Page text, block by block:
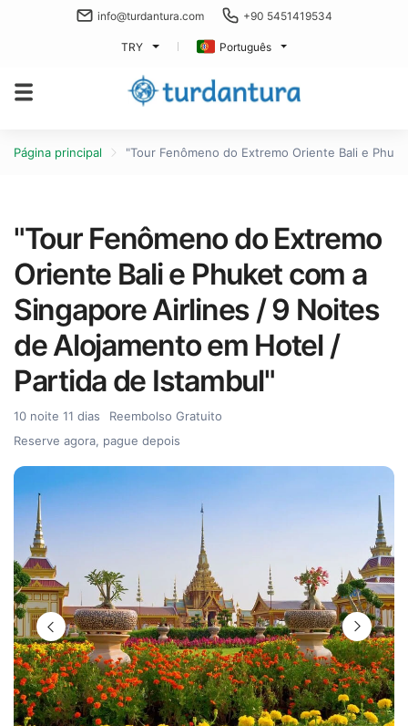
info@turdantura.com +90 5451419534
TRY Português
Página principal "Tour Fenômeno do Extremo Oriente Bali e
"Tour Fenômeno do Extremo
Oriente Bali e Phuket com a
Singapore Airlines / 9 Noites
de Alojamento em Hotel /
Partida de Istambul"
10 noite 11 dias
Reembolso Gratuito
Reserve agora, pague depois